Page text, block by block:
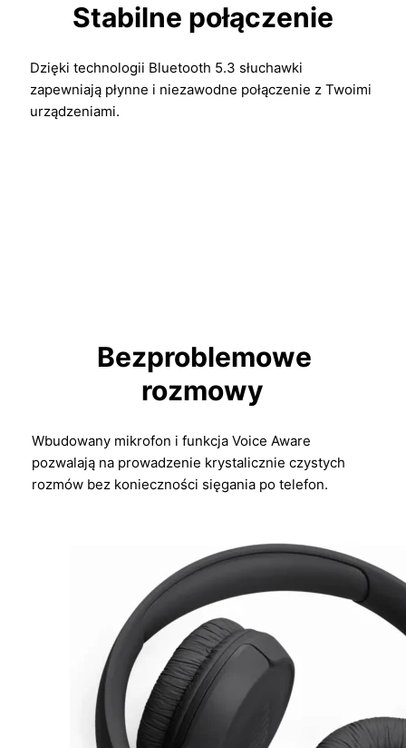
Stabilne połączenie
Dzięki technologii Bluetooth 5.3 słuchawki
zapewniają płynne i niezawodne połączenie z Twoimi
urządzeniami.
Bezproblemowe
rozmowy
Wbudowany mikrofon i funkcja Voice Aware
pozwalają na prowadzenie krystalicznie czystych
rozmów bez konieczności sięgania po telefon.